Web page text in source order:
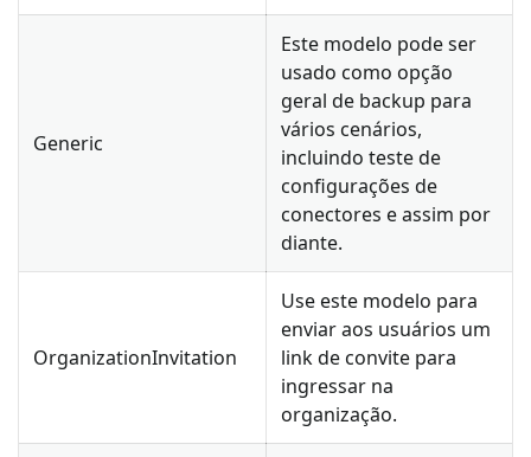
Generic
Este modelo pode ser
usado como opção
geral de backup para
vários cenários,
incluindo teste de
configurações de
conectores e assim por
diante.
OrganizationInvitation
Use este modelo para
enviar aos usuários um
link de convite para
ingressar na
organização.